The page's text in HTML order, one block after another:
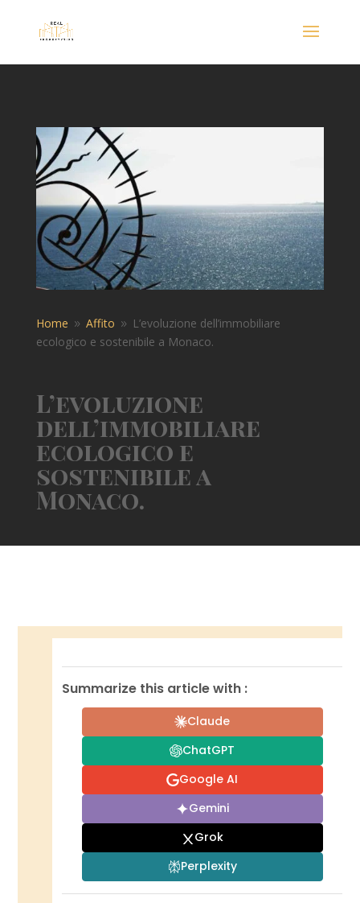
Home 9 Affito 9
L’evoluzione dell’immobiliare
ecologico e sostenibile a Monaco.
L’evoluzione
dell’immobiliare
ecologico e
sostenibile a
Monaco.
Summarize this article with :
Claude
ChatGPT
Google AI
Gemini
Grok
Perplexity